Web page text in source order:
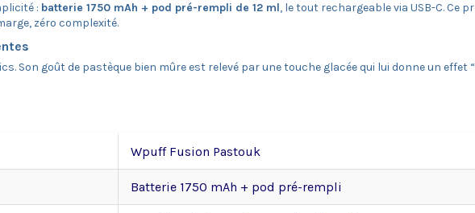
: batterie 1750 mAh + pod pré-rempli de 12 ml, le tout rechargeable via USB-C. Ce
zéro complexité.
Son goût de pastèque bien mûre est relevé par une touche glacée qui lui donne un
Wpuff Fusion Pastouk
Batterie 1750 mAh + pod pré-rempli